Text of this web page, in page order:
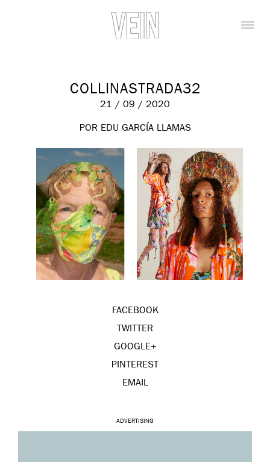
COLLINASTRADA32
21 / 09 / 2020
POR EDU GARCÍA LLAMAS
FACEBOOK
TWITTER
GOOGLE+
PINTEREST
EMAIL
ADVERTISING